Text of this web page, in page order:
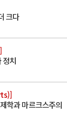
크다
정치
학과 마르크스주의